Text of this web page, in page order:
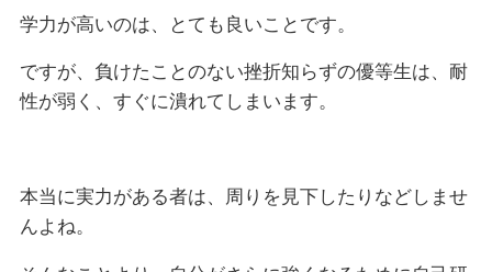
学力が高いのは、とても良いことです。
ですが、負けたことのない挫折知らずの優等生は、耐
性が弱く、すぐに潰れてしまいます。
本当に実力がある者は、周りを見下したりなどしませ
んよね。